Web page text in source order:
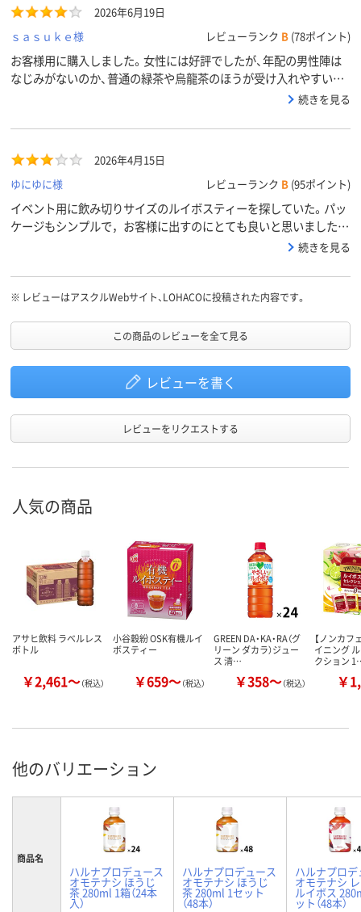
2026年6月19日
ｓａｓｕｋｅ様
レビューランク B (78ポイント)
お客様用に購入しました。女性には好評でしたが、年配の男性陣は
なじみがないのか、普通の緑茶や烏龍茶のほうが受け入れやすいか
続きを見る
2026年4月15日
ゆにゆに様
レビューランク B (95ポイント)
イベント用に飲み切りサイズのルイボスティーを探していた。パッ
ケージもシンプルで，お客様に出すのにとても良いと思いました。
ただ，「1箱（24本入）」と書かれていたので，当然箱で届くものと思
態で届きました。イベント会場に運ぶのにとても不便だったので，
バラで届くのであればそのように表記して欲しいです。
続きを見る
※ レビューはアスクルWebサイト、LOHACOに投稿された内容です。
この商品のレビューを全て見る
レビューを書く
レビューをリクエストする
人気の商品
アサヒ飲料 ラベルレス
ボトル
￥2,461～（税込）
小谷穀紛 OSK有機ルイ
ボスティー
￥659～（税込）
GREEN DA・KA・RA（グ
リーン ダカラ）ジュー
ス 清…
￥358～（税込）
【ノンカフ
イニング
クション
￥
他のバリエーション
商品名
ハルナプロデュース
オモテナシ ほうじ
茶 280ml 1箱（24本
入）
ハルナプロデュース
オモテナシ ほうじ
茶 280ml 1セット
（48本）
ハルナプロ
オモテナシ
ルイボス
ット（48本）